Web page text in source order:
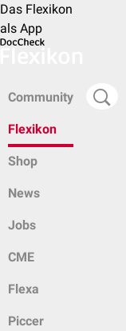
Das Flexikon
als App
Community
Flexikon
Shop
News
Jobs
CME
Flexa
Piccer